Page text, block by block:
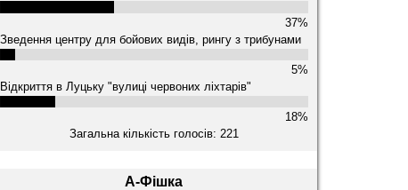
37%
Зведення центру для бойових видів, рингу з трибунами
5%
Відкриття в Луцьку "вулиці червоних ліхтарів"
18%
Загальна кількість голосів: 221
А-Фішка